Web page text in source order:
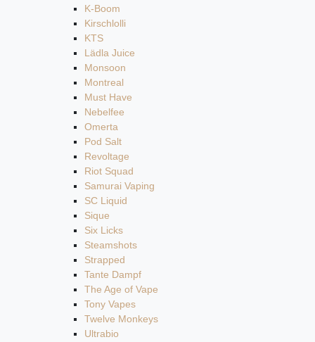
K-Boom
Kirschlolli
KTS
Lädla Juice
Monsoon
Montreal
Must Have
Nebelfee
Omerta
Pod Salt
Revoltage
Riot Squad
Samurai Vaping
SC Liquid
Sique
Six Licks
Steamshots
Strapped
Tante Dampf
The Age of Vape
Tony Vapes
Twelve Monkeys
Ultrabio